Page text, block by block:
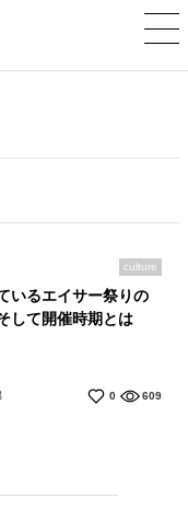
culture
いるエイサー祭りの
して開催時期とは
0 609